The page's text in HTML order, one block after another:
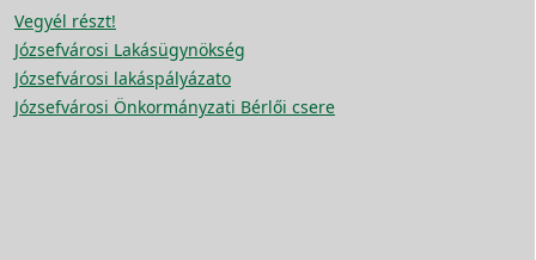
Vegyél részt!
Józsefvárosi Lakásügynökség
Józsefvárosi lakáspályázato
Józsefvárosi Önkormányzati Bérlői csere